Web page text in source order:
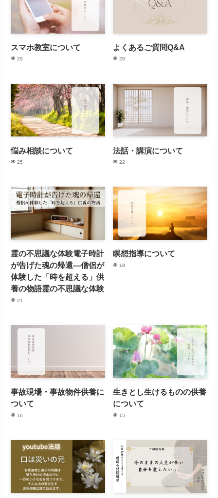
スマホ教室について
29
よくあるご質問Q&A
29
悩み相談について
25
法話・講演について
22
霊の不思議な体験電子時計
が告げた魂の帰還—僧侶が
体験した「時を超える」供
養の物語霊の不思議な体験
21
瞑想指導について
18
事故現場・事故物件供養に
ついて
16
生きとし生けるものの供養
について
15